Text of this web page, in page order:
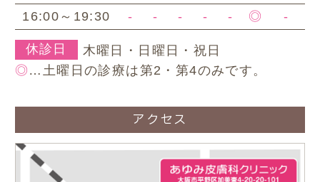
休診日
木曜日・日曜日・祝日
◎ …土曜日の診療は第2・第4のみです。
16:00～19:30 - - - - - ◎ -
アクセス